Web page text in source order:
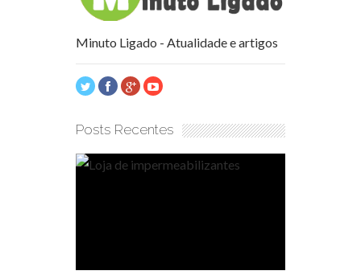
Minuto Ligado - Atualidade e artigos
Posts Recentes